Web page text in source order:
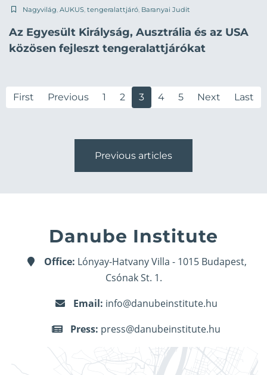
Nagyvilág, AUKUS, tengeralattjáró, Baranyai Judit
Az Egyesült Királyság, Ausztrália és az USA
közösen fejleszt tengeralattjárókat
First Previous 1 2 3 4 5 Next Last
Previous articles
Danube Institute
Office: Lónyay-Hatvany Villa - 1015 Budapest,
Csónak St. 1.
Email: info@danubeinstitute.hu
Press: press@danubeinstitute.hu